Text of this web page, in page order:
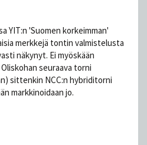
YIT:n 'Suomen korkeimman'
merkkejä tontin valmistelusta
näkynyt. Ei myöskään
seuraava torni
sittenkin NCC:n hybriditorni
markkinoidaan jo.